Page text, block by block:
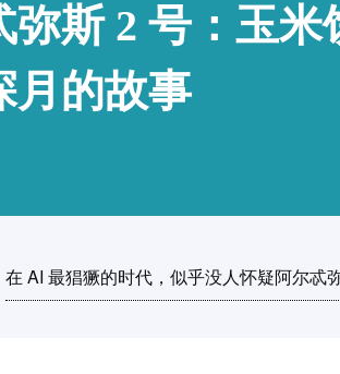
弥斯 2 号：玉
月的故事
在 AI 最猖獗的时代，似乎没人怀疑阿尔忒